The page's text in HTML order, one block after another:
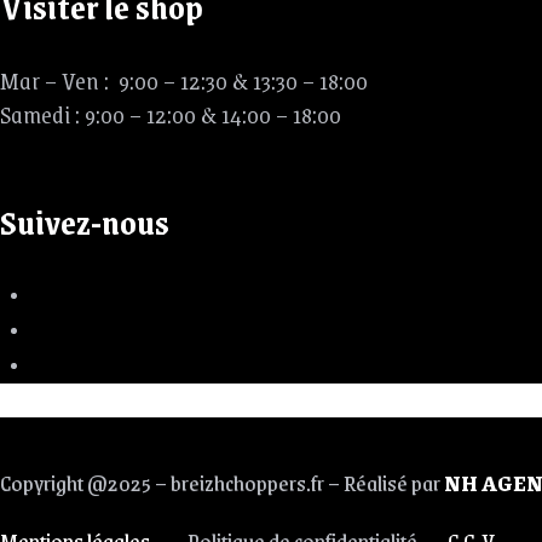
Mar – Ven : 9:00 – 12:30 & 13:30 – 18:00
Samedi : 9:00 – 12:00 & 14:00 – 18:00
Suivez-nous
Copyright @2025 – breizhchoppers.fr – Réalisé parNH